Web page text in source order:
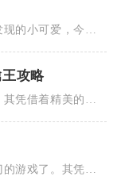
现的小可爱，今天
攻略
凭借着精美的画
游戏了。其凭借